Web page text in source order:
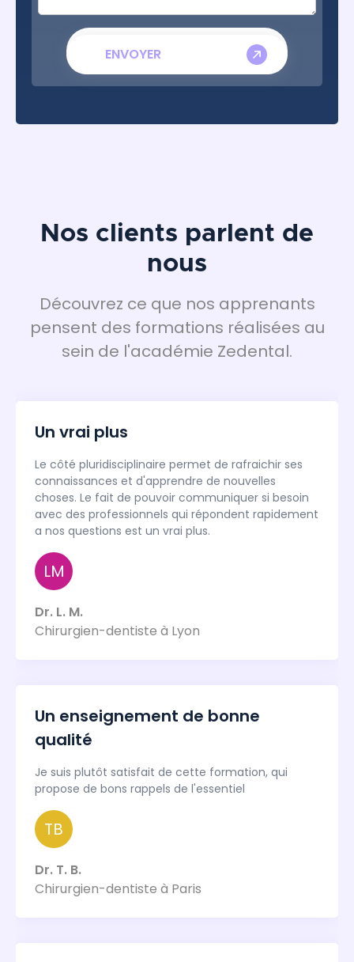
Nos clients parlent de
nous
Découvrez ce que nos apprenants
pensent des formations réalisées au
sein de l'académie Zedental.
Un vrai plus
Le côté pluridisciplinaire permet de rafraichir ses
connaissances et d'apprendre de nouvelles
choses. Le fait de pouvoir communiquer si besoin
avec des professionnels qui répondent rapidement
a nos questions est un vrai plus.
LM
Dr. L. M.
Chirurgien-dentiste à Lyon
Un enseignement de bonne
qualité
Je suis plutôt satisfait de cette formation, qui
propose de bons rappels de l'essentiel
TB
Dr. T. B.
Chirurgien-dentiste à Paris